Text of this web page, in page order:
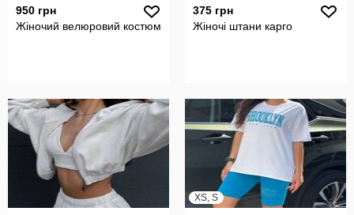
950 грн
Жіночий велюровий костюм
375 грн
Жіночі штани карго
XS, S